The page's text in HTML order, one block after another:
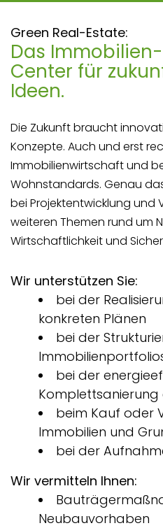
Green Real-Estate:
Das
Center für
Ideen.
Die Zukunft braucht
Konzepte. Auch und erst
Immobilienwirtschaft und
Wohnstandards. Genau
bei Projektentwicklung und
weiteren Themen rund um
Wirtschaftlichkeit und
Wir unterstützen Sie:
bei der
konkreten Plänen
bei der
bei der
Komplettsanierung
beim Kauf oder
Immobilien und
bei der
Wir vermitteln Ihnen:
Neubauvorhaben